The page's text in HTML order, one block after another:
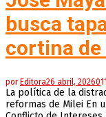
busca
cortina de
por Editora26 abril, 20260
La política de la
reformas de Milei En